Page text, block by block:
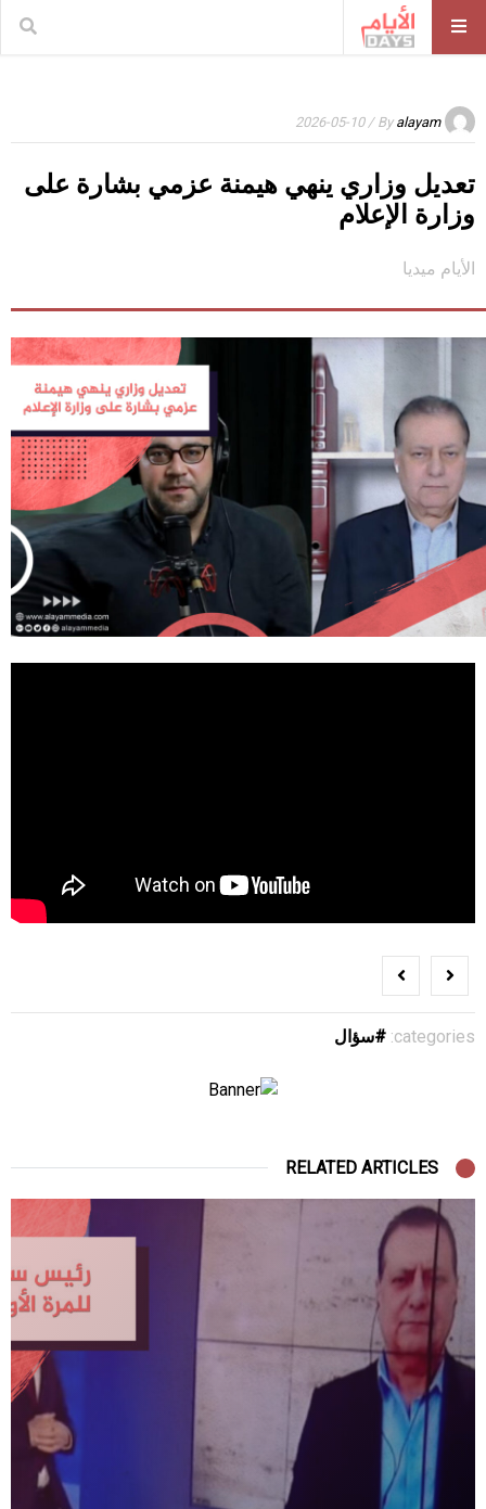
By alayam
/ 2026-05-10
تعديل وزاري ينهي هيمنة عزمي بشارة على
وزارة الإعلام
الأيام ميديا
categories: سؤال
RELATED ARTICLES